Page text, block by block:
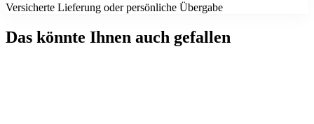
Versicherte Lieferung oder persönliche Übergabe
Das könnte Ihnen auch gefallen